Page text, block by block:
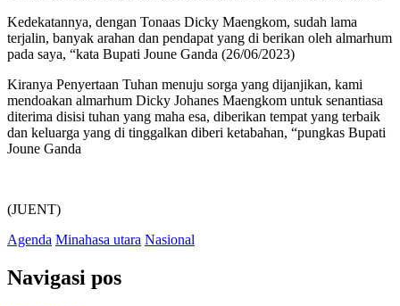
Kedekatannya, dengan Tonaas Dicky Maengkom, sudah lama
terjalin, banyak arahan dan pendapat yang di berikan oleh almarhum
pada saya, “kata Bupati Joune Ganda (26/06/2023)
Kiranya Penyertaan Tuhan menuju sorga yang dijanjikan, kami
mendoakan almarhum Dicky Johanes Maengkom untuk senantiasa
diterima disisi tuhan yang maha esa, diberikan tempat yang terbaik
dan keluarga yang di tinggalkan diberi ketabahan, “pungkas Bupati
Joune Ganda
(JUENT)
Agenda Minahasa utara Nasional
Navigasi pos